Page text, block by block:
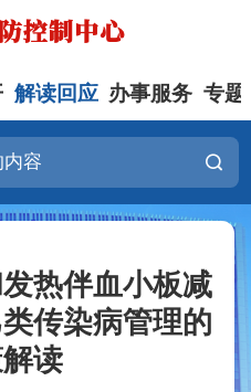
解读回应 办事服务 专题
热伴血小板减
传染病管理的
读